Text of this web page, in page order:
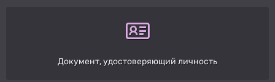
Документ, удостоверяющий личность